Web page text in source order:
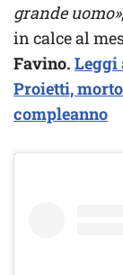
grande uomo»
in calce al
Favino. Leggi
Proietti,
compleanno